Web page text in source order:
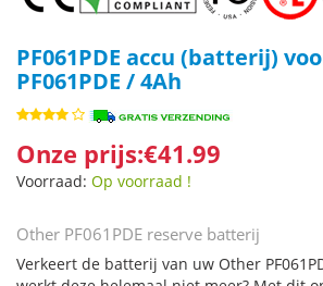
PF061PDE accu (batterij)
PF061PDE / 4Ah
Onze prijs:€41.99
Voorraad: Op voorraad !
Other PF061PDE reserve batterij
Verkeert de batterij van uw Other